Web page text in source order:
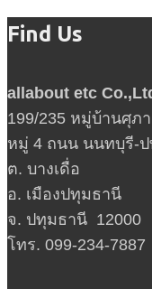
Find Us
allabout etc
199/235 หมู่บ้านศุภ
หมู่ 4 ถนน นนทบุรี-
ต. บางเดื่อ
อ. เมืองปทุมธานี
จ. ปทุมธานี 12000
โทร. 099-234-7887